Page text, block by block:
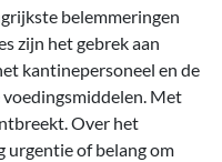
belemmeringen
zijn het gebrek aan
kantinepersoneel en de
Met
Over het
urgentie of belang om